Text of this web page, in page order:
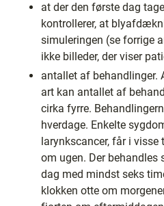
at der den første dag
kontrollerer, at
simuleringen (se forrige
ikke billeder, der viser
antallet af
art kan antallet af
cirka fyrre.
hverdage. Enkelte
larynkscancer, får i
om ugen. Der behandles
dag med mindst seks
klokken otte om